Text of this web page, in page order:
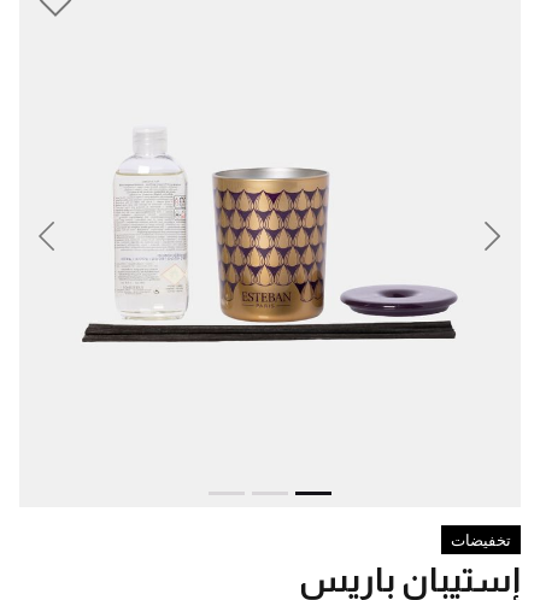
Next
تخفيضات
إستيبان باريس